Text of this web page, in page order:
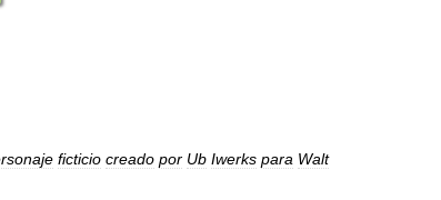
ficticio creado por Ub Iwerks para Walt